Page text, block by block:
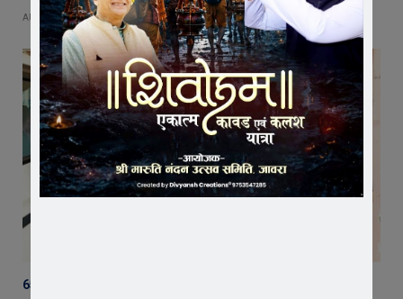
AUGUST 6, 2026
65 हजार रुपए भाड़ा न देने का आरोप, ट्रक चालक ने एसडीएम को सौंपा ज्ञापन